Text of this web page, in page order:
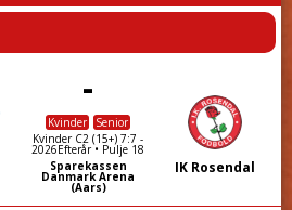
-
Kvinder
Senior
Kvinder C2 (15+) 7:7 -
2026Efterår • Pulje 18
Sparekassen
Danmark Arena
(Aars)
IK Rosendal